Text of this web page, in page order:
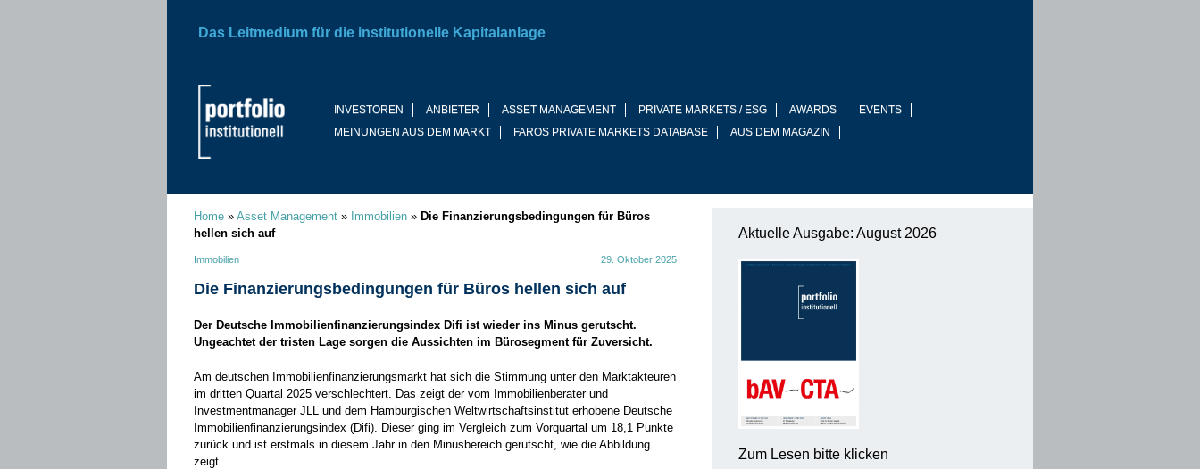
INVESTOREN ANBIETER ASSET MANAGEMENT PRIVATE MARKETS / ESG AWARDS
EVENTS
MEINUNGEN AUS DEM MARKT
FAROS PRIVATE MARKETS DATABASE AUS DEM MAGAZIN
Das Leitmedium für die institutionelle Kapitalanlage
Home » Asset Management » Immobilien » Die Finanzierungsbedingungen für Büros
hellen sich auf
Immobilien 29. Oktober 2025
Die Finanzierungsbedingungen für Büros hellen sich auf
Der Deutsche Immobilienfinanzierungsindex Difi ist wieder ins Minus gerutscht.
Ungeachtet der tristen Lage sorgen die Aussichten im Bürosegment für Zuversicht.
Am deutschen Immobilienfinanzierungsmarkt hat sich die Stimmung unter den Marktakteuren
im dritten Quartal 2025 verschlechtert. Das zeigt der vom Immobilienberater und
Investmentmanager JLL und dem Hamburgischen Weltwirtschaftsinstitut erhobene Deutsche
Immobilienfinanzierungsindex (Difi). Dieser ging im Vergleich zum Vorquartal um 18,1 Punkte
zurück und ist erstmals in diesem Jahr in den Minusbereich gerutscht, wie die Abbildung
zeigt.
Aktuelle Ausgabe: August 2026
Zum Lesen bitte klicken